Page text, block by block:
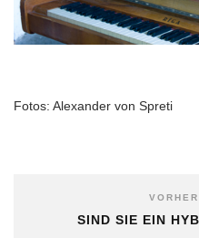
Fotos: Alexander von Spreti
SIND SIE EIN